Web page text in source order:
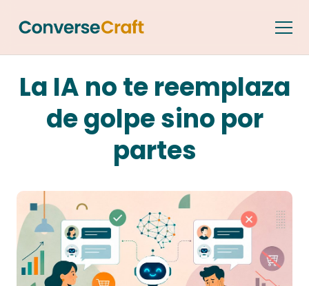
La IA no te reemplaza
de golpe sino por
partes